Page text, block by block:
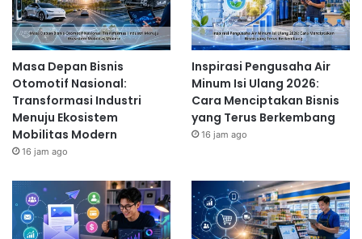
Masa Depan Bisnis
Otomotif Nasional:
Transformasi Industri
Menuju Ekosistem
Mobilitas Modern
16 jam ago
Inspirasi Pengusaha Air
Minum Isi Ulang 2026:
Cara Menciptakan Bisnis
yang Terus Berkembang
16 jam ago